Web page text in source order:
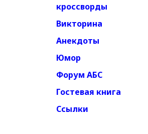
кроссворды
Викторина
Анекдоты
Юмор
Форум АБС
Гостевая книга
Ссылки